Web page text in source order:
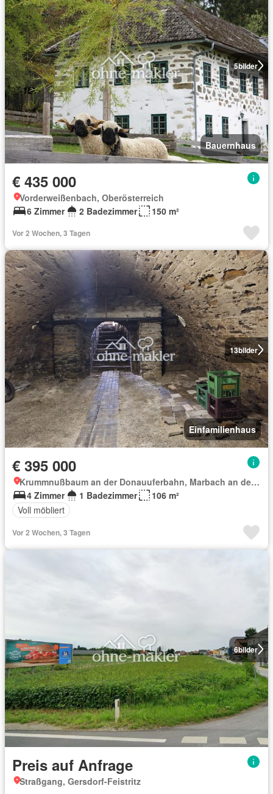
5bilder
Bauernhaus
€ 435 000
Vorderweißenbach, Oberösterreich
6 Zimmer
2 Badezimmer 150 m²
Vor 2 Wochen, 3 Tagen
13bilder
Einfamilienhaus
€ 395 000
Krummnußbaum an der Donauuferbahn, Marbach an der Donau
4 Zimmer
1 Badezimmer
106 m²
Voll möbliert
Vor 2 Wochen, 3 Tagen
6bilder
Preis auf Anfrage
Straßgang, Gersdorf-Feistritz